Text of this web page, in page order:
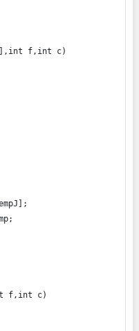
f,int c)
f,int c)